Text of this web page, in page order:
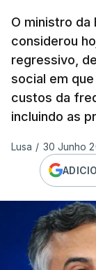
O ministro da
considerou
regressivo,
social em
custos da
incluindo as
Lusa / 30 Junho